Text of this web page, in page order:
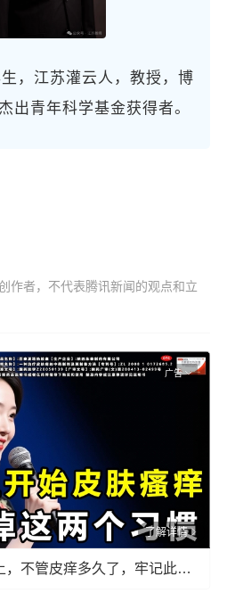
，江苏灌云人，教授，博
出青年科学基金获得者。
作者，不代表腾讯新闻的观点和立
广告
了解详情
凡是皮肤瘙痒1月以上，不管皮痒多久了，牢记此法，快！准！狠！